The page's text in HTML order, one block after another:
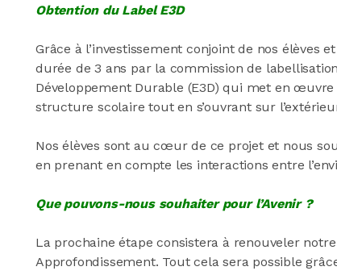
Obtention du Label E3D
Grâce à l’investissement conjoint de nos élèves
durée de 3 ans par la commission de
Développement Durable (E3D) qui met en
structure scolaire tout en s’ouvrant sur
Nos élèves sont au cœur de ce projet et nous
en prenant en compte les interactions entre
Que pouvons-nous souhaiter pour l’Avenir ?
La prochaine étape consistera à renouveler
Approfondissement. Tout cela sera possible